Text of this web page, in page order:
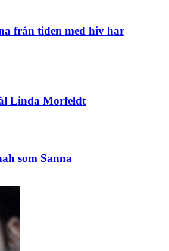
från tiden med hiv har
Linda Morfeldt
som Sanna